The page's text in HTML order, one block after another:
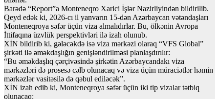
Barədə “Report”a Monteneqro Xarici İşlər Nazirliyindən bildirilib.
Qeyd edək ki, 2026-cı il yanvarın 15-dən Azərbaycan vətəndaşları
Monteneqroya səfər üçün viza almalıdırlar. Bu, ölkənin Avropa
İttifaqına üzvlük perspektivləri ilə izah olunub.
XİN bildirib ki, gələcəkdə isə viza mərkəzi olaraq “VFS Global”
şirkəti ilə əməkdaşlığın genişləndirilməsi planlaşdırılır:
“Bu əməkdaşlıq çərçivəsində şirkətin Azərbaycandakı viza
mərkəzləri də prosesə cəlb olunacaq və viza üçün müraciətlər həmin
mərkəzlər vasitəsilə də qəbul ediləcək”.
XİN izah edib ki, Monteneqroya səfər üçün iki tip vizalar tətbiq
olunacaq: